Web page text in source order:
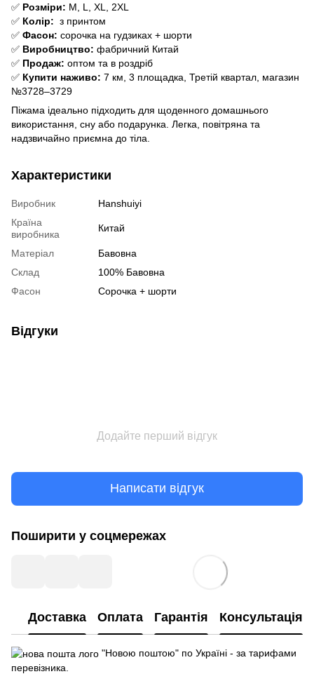
✅ Розміри: M, L, XL, 2XL
✅ Колір: з принтом
✅ Фасон: сорочка на гудзиках + шорти
✅ Виробництво: фабричний Китай
✅ Продаж: оптом та в роздріб
✅ Купити наживо: 7 км, 3 площадка, Третій квартал, магазин
№3728–3729
Піжама ідеально підходить для щоденного домашнього
використання, сну або подарунка. Легка, повітряна та
надзвичайно приємна до тіла.
Характеристики
Виробник
Hanshuiyi
Країна
виробника
Китай
Матеріал
Бавовна
Склад
100% Бавовна
Фасон
Сорочка + шорти
Відгуки
Додайте перший відгук
Написати відгук
Поширити у соцмережах
Доставка Оплата Гарантія Консультація
"Новою поштою" по Україні - за тарифами
перевізника.